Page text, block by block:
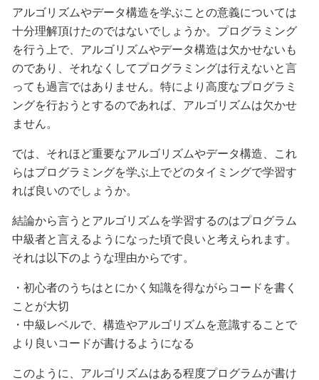
アルゴリズムやデータ構造を学ぶことの意義については
十分理解頂けたのではないでしょうか。プログラミング
を行う上で、アルゴリズムやデータ構造は欠かせないも
のであり、それなくしてプログラミングは行えないと言
っても過言ではありません。特により高度なプログラミ
ングを行おうとするのであれば、アルゴリズムは欠かせ
ません。
では、それほど重要なアルゴリズムやデータ構造、これ
らはプログラミングを学ぶ上でどのタイミングで学習す
れば良いのでしょうか。
結論から言うとアルゴリズムを学習するのはプログラム
中級者と言えるようになった頃で良いと考えられます。
それは以下のような理由からです。
・初心者のうちはとにかく知識を得ながらコードを書く
ことが大切
・中級レベルで、構造やアルゴリズムを意識することで
より良いコードが書けるようになる
このように、アルゴリズムはある程度プログラムが書け